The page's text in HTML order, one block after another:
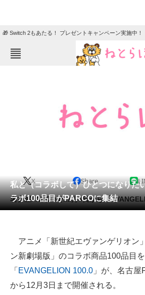
🎁 Switch 2もあたる！ プレゼントキャンペーン実施中！
クイズ
地域
会員記事
メディア
スマホと通信の最新トレンド
進化するPCとデバイスの未来
私と（コラボして）ひとつになり
ラボ100品目がPARCOに集結
X Share
名古屋PARCOで11月9日から「
アニメ「新世紀エヴァンゲリオン
ン新劇場版」のコラボ商品100品目
「 EVANGELION 100.0 」が、名古屋
から12月3日まで開催される。